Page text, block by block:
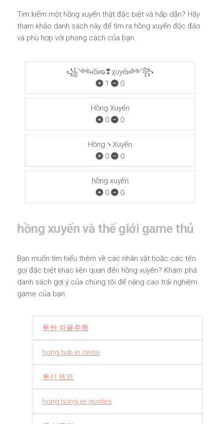
Tìm kiếm một hồng xuyến thật đặc biệt và hấp dẫn? Hãy
tham khảo danh sách này để tìm ra hồng xuyến độc đáo
và phù hợp với phong cách của bạn.
꧁༺нồиɢ❣χυуếи༻꧂
1
0
Hồng Xuyến
0
0
HồngヽXuyến
0
0
hồng xuyến
0
0
hồng xuyến và thế giới game thủ
Bạn muốn tìm hiểu thêm về các nhân vật hoặc các tên
gọi đặc biệt khác liên quan đến hồng xuyến? Khám phá
danh sách gợi ý của chúng tôi để nâng cao trải nghiệm
game của bạn.
투싼 자율주행
hong huh in zeisu
투신 뜨뜨
hong hong er quotes